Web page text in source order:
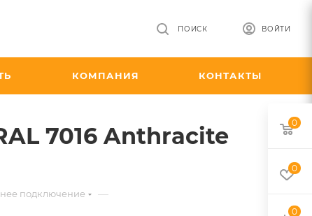
ВОЙТИ
ПОИСК
КОМПАНИЯ КОНТАКТЫ
7016 Anthracite
подключение —
0
0
0